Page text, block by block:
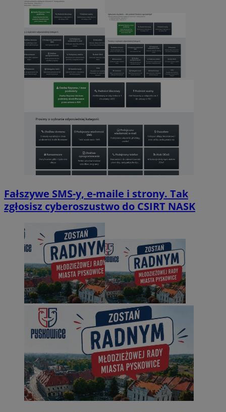
Fałszywe SMS-y, e-maile i strony. Tak
zgłosisz cyberoszustwo do CSIRT NASK